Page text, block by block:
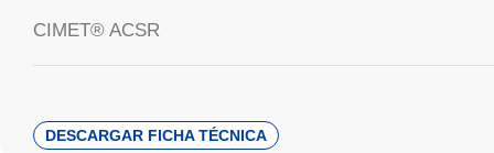
CIMET® ACSR
DESCARGAR FICHA TÉCNICA